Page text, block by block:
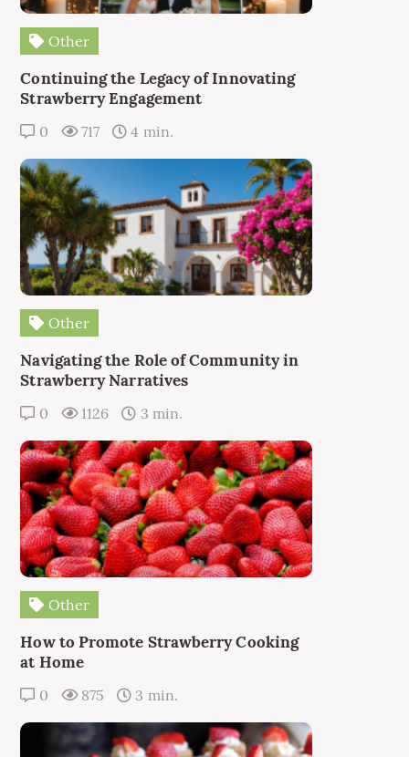
Other
Continuing the Legacy of Innovating
Strawberry Engagement
0 717 4 min.
Other
Navigating the Role of Community in
Strawberry Narratives
0 1126 3 min.
Other
How to Promote Strawberry Cooking
at Home
0 875 3 min.